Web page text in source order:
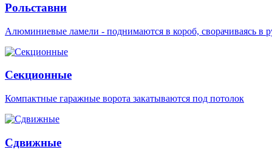
Рольставни
Алюминиевые ламели - поднимаются в короб, сворачиваясь в
Секционные
Компактные гаражные ворота закатываются под потолок
Сдвижные